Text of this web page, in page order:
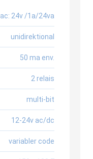
ac: 24v /1a/24va
unidirektional
50 ma env.
2 relais
multi-bit
12-24v ac/dc
variabler code